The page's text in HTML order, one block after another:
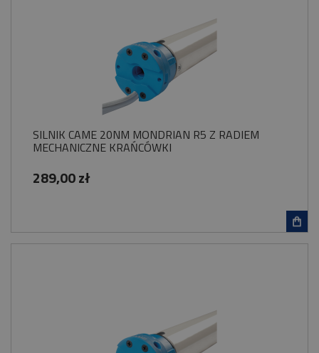
SILNIK CAME 20NM MONDRIAN R5 Z RADIEM
MECHANICZNE KRAŃCÓWKI
289,00 zł